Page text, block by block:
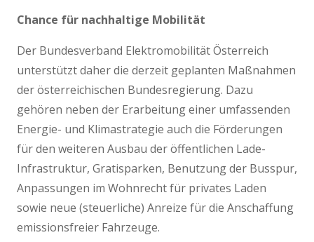
Chance für nachhaltige Mobilität
Der Bundesverband Elektromobilität Österreich
unterstützt daher die derzeit geplanten Maßnahmen
der österreichischen Bundesregierung. Dazu
gehören neben der Erarbeitung einer umfassenden
Energie- und Klimastrategie auch die Förderungen
für den weiteren Ausbau der öffentlichen Lade-
Infrastruktur, Gratisparken, Benutzung der Busspur,
Anpassungen im Wohnrecht für privates Laden
sowie neue (steuerliche) Anreize für die Anschaffung
emissionsfreier Fahrzeuge.